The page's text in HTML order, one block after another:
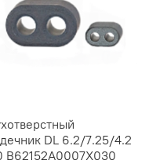
DL 6.2/7.25/4.2
B62152A0007X030